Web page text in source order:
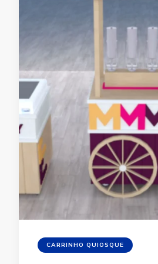
CARRINHO QUIOSQUE